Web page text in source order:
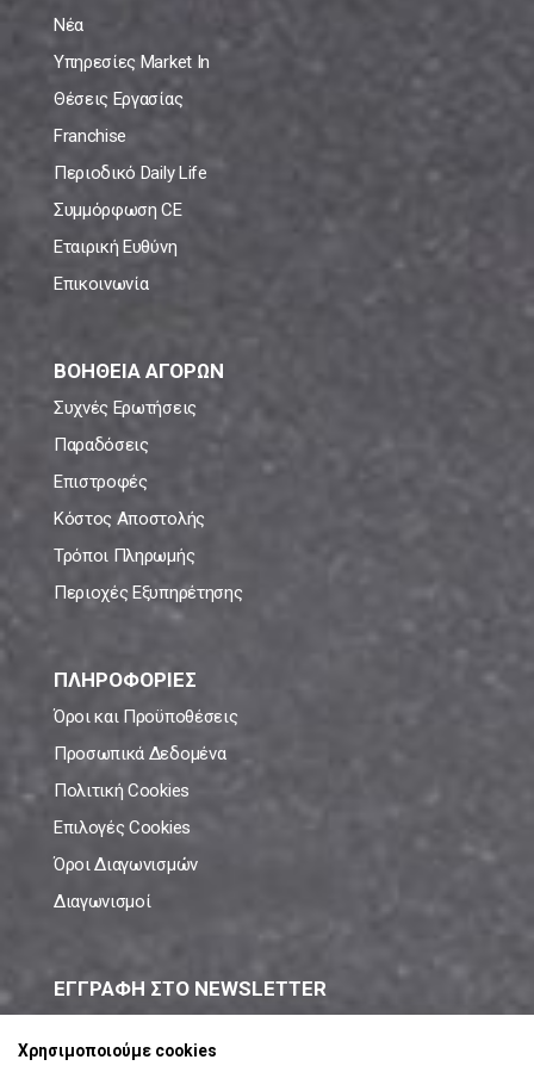
Νέα
Υπηρεσίες Market In
Θέσεις Εργασίας
Franchise
Περιοδικό Daily Life
Συμμόρφωση CE
Εταιρική Ευθύνη
Επικοινωνία
ΒΟΗΘΕΙΑ ΑΓΟΡΩΝ
Συχνές Ερωτήσεις
Παραδόσεις
Επιστροφές
Κόστος Αποστολής
Τρόποι Πληρωμής
Περιοχές Εξυπηρέτησης
ΠΛΗΡΟΦΟΡΙΕΣ
Όροι και Προϋποθέσεις
Προσωπικά Δεδομένα
Πολιτική Cookies
Επιλογές Cookies
Όροι Διαγωνισμών
Διαγωνισμοί
ΕΓΓΡΑΦΗ ΣΤΟ NEWSLETTER
Χρησιμοποιούμε cookies